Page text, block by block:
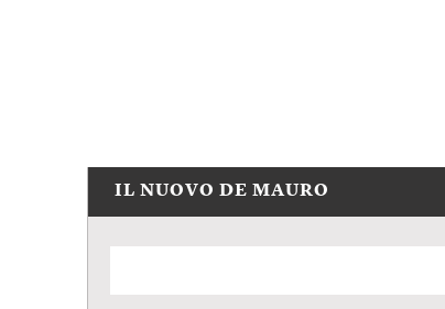
IL NUOVO DE MAURO